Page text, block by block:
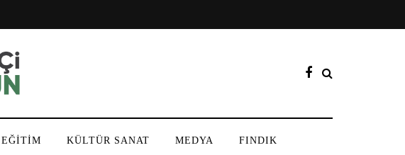
EĞİTİM KÜLTÜR SANAT MEDYA FINDIK